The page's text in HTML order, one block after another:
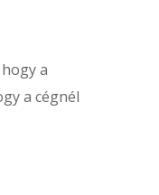
a
a cégnél